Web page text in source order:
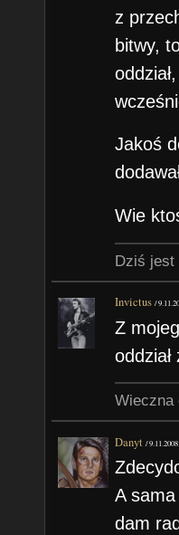
z
bitwy,
Jakoś
Wie
Dziś jest
Invictus /
Z
oddział
Wieczna
Danyt /9.11.2008
A
dam